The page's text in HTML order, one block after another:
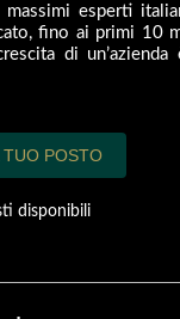
esperti
fino ai primi 10
di un’azienda
TUO POSTO
disponibili